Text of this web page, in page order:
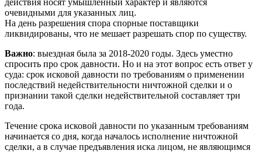
действия носят умышленный характер и являются
очевидными для указанных лиц.
На день разрешения спора спорные поставщики
ликвидированы, что не мешает разрешать спор по существу.
Важно: выездная была за 2018-2020 годы. Здесь уместно
спросить про срок давности. Но и на этот вопрос есть ответ у
суда: срок исковой давности по требованиям о применении
последствий недействительности ничтожной сделки и о
признании такой сделки недействительной составляет три
года.
Течение срока исковой давности по указанным требованиям
начинается со дня, когда началось исполнение ничтожной
сделки, а в случае предъявления иска лицом, не являющимся